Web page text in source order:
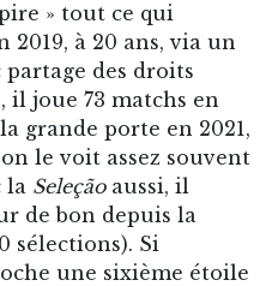
» tout ce qui
à 20 ans, via un
des droits
il joue 73 matchs en
grande porte en 2021,
le voit assez souvent
la Seleçãoaussi, il
de bon depuis la
sélections). Si
une sixième étoile